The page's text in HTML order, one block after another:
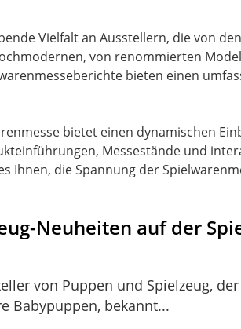
Vielfalt an Ausstellern, die von
von renommierten
bieten einen
bietet einen dynamischen
Messestände und
die Spannung der
Neuheiten auf der
von Puppen und Spielzeug,
Babypuppen, bekannt...